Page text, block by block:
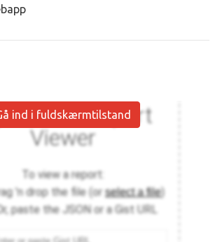
ind i fuldskærmtilstand